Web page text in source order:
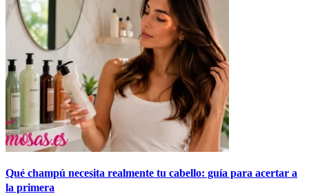
Qué champú necesita realmente tu cabello: guía para acertar a
la primera